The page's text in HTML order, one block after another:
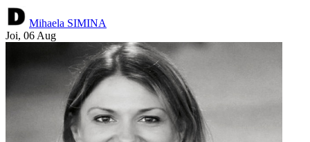
Mihaela SIMINA
Joi, 06 Aug